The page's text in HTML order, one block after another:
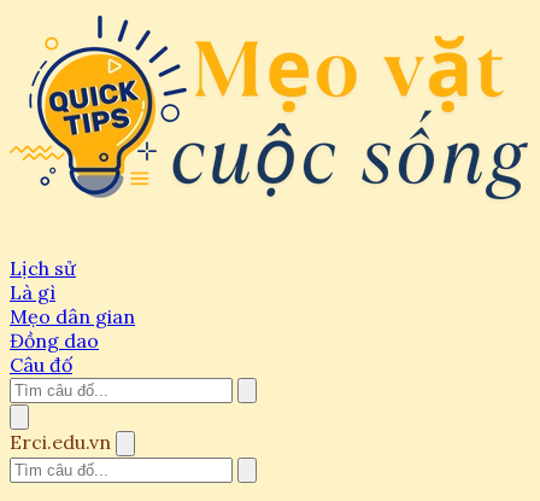
Lịch sử
Là gì
Mẹo dân gian
Đồng dao
Câu đố
Erci.edu.vn